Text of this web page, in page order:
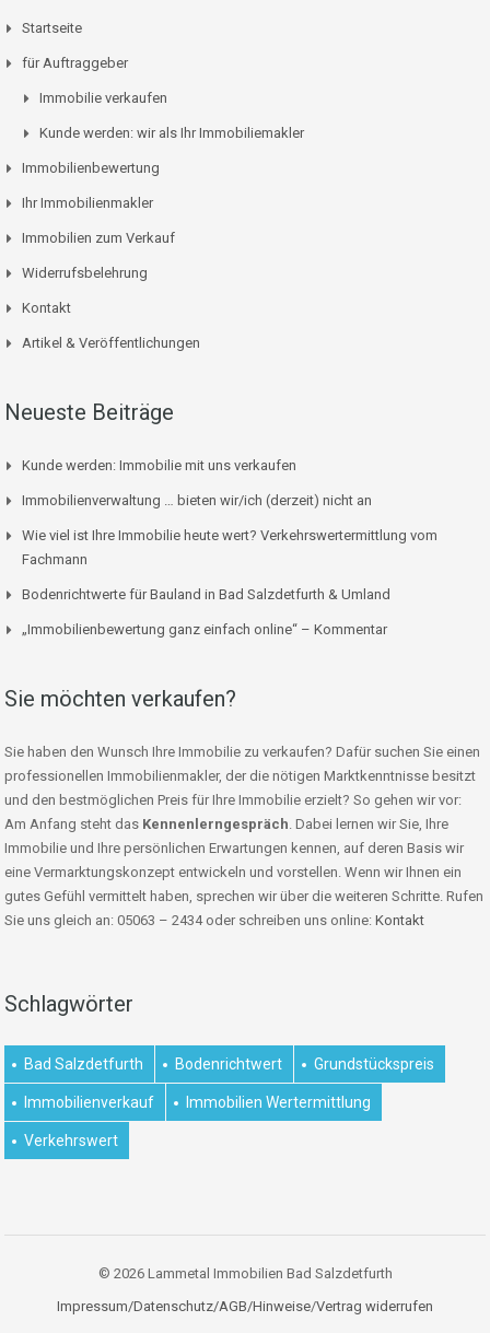
Startseite
für Auftraggeber
Immobilie verkaufen
Kunde werden: wir als Ihr Immobiliemakler
Immobilienbewertung
Ihr Immobilienmakler
Immobilien zum Verkauf
Widerrufsbelehrung
Kontakt
Artikel & Veröffentlichungen
Neueste Beiträge
Kunde werden: Immobilie mit uns verkaufen
Immobilienverwaltung … bieten wir/ich (derzeit) nicht an
Wie viel ist Ihre Immobilie heute wert? Verkehrswertermittlung vom
Fachmann
Bodenrichtwerte für Bauland in Bad Salzdetfurth & Umland
„Immobilienbewertung ganz einfach online“ – Kommentar
Sie möchten verkaufen?
Sie haben den Wunsch Ihre Immobilie zu verkaufen? Dafür suchen Sie einen
professionellen Immobilienmakler, der die nötigen Marktkenntnisse besitzt
und den bestmöglichen Preis für Ihre Immobilie erzielt? So gehen wir vor:
Am Anfang steht das Kennenlerngespräch . Dabei lernen wir Sie, Ihre
Immobilie und Ihre persönlichen Erwartungen kennen, auf deren Basis wir
eine Vermarktungskonzept entwickeln und vorstellen. Wenn wir Ihnen ein
gutes Gefühl vermittelt haben, sprechen wir über die weiteren Schritte. Rufen
Sie uns gleich an: 05063 – 2434 oder schreiben uns online: Kontakt
Schlagwörter
Bad Salzdetfurth Bodenrichtwert Grundstückspreis
Immobilienverkauf Immobilien Wertermittlung
Verkehrswert
© 2026 Lammetal Immobilien Bad Salzdetfurth
Impressum/Datenschutz/AGB/Hinweise/Vertrag widerrufen